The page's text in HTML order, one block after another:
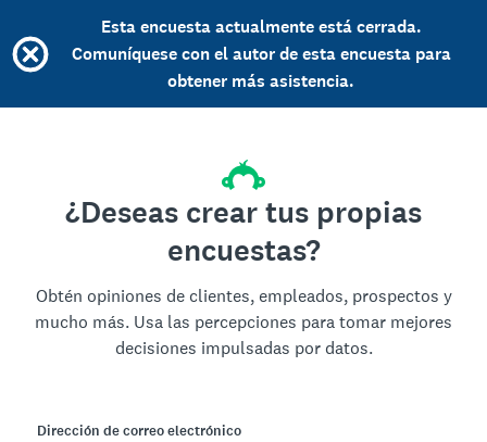
Esta encuesta actualmente está cerrada.
Comuníquese con el autor de esta encuesta para
obtener más asistencia.
¿Deseas crear tus propias
encuestas?
Obtén opiniones de clientes, empleados, prospectos y
mucho más. Usa las percepciones para tomar mejores
decisiones impulsadas por datos.
Dirección de correo electrónico